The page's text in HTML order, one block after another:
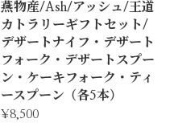
燕物産/Ash/アッシュ/王道
カトラリーギフトセット/
デザートナイフ・デザート
フォーク・デザートスプー
ン・ケーキフォーク・ティ
ースプーン（各5本）
¥8,500